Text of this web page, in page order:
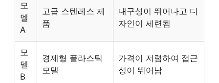
모
델
A
고급 스텐레스 제
품
내구성이 뛰어나고 디
자인이 세련됨
모
델
B
경제형 플라스틱
모델
가격이 저렴하여 접근
성이 뛰어남